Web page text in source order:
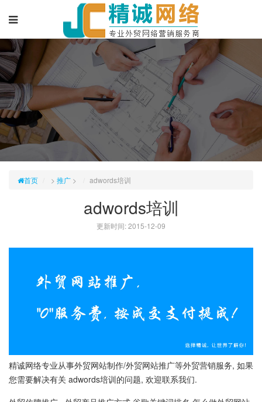
首页 > 推广 > adwords培训
adwords培训
更新时间: 2015-12-09
精诚网络专业从事外贸网站制作/外贸网站推广等外贸营销服务, 如果
您需要解决有关 adwords培训的问题, 欢迎联系我们.